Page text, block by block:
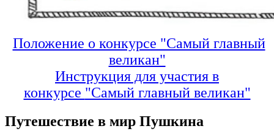
Положение о конкурсе "Самый главный
великан"
Инструкция для участия в
конкурсе "Самый главный великан"
Путешествие в мир Пушкина